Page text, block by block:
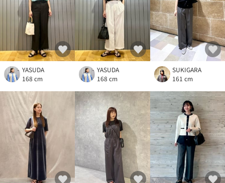
YASUDA
168 cm
YASUDA
168 cm
SUKIGARA
161 cm